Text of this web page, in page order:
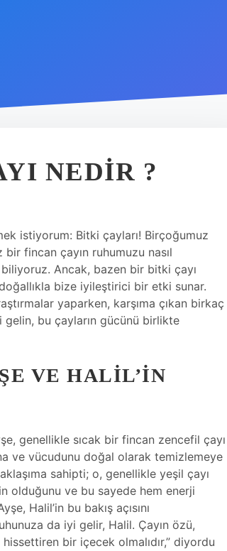
NEDIR ?
istiyorum: Bitki çayları! Birçoğumuz
fincan çayın ruhumuzu nasıl
Ancak, bazen bir bitki çayı
bize iyileştirici bir etki sunar.
yaparken, karşıma çıkan birkaç
bu çayların gücünü birlikte
VE HALIL’IN
genellikle sıcak bir fincan zencefil çayı
ve vücudunu doğal olarak temizlemeye
sahipti; o, genellikle yeşil çayı
olduğunu ve bu sayede hem enerji
Halil’in bu bakış açısını
da iyi gelir, Halil. Çayın özü,
bir içecek olmalıdır,” diyordu